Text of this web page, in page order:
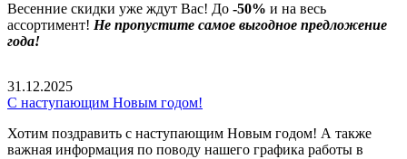
Весенние скидки уже ждут Вас! До -50% и на весь
ассортимент! Не пропустите самое выгодное предложение
года!
31.12.2025
С наступающим Новым годом!
Хотим поздравить с наступающим Новым годом! А также
важная информация по поводу нашего графика работы в